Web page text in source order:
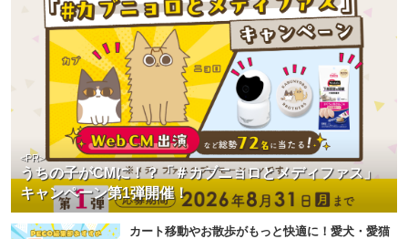
うちの子がCMに！？「＃カブニョロとメディファス」
キャンペーン第1弾開催！
<PR>
カート移動やお散歩がもっと快適に！愛犬・愛猫